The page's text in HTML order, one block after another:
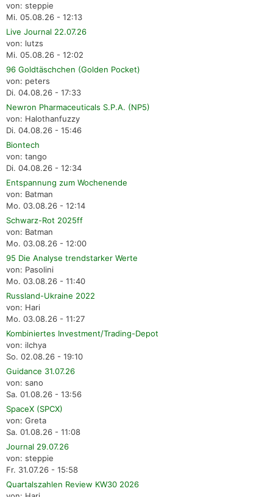
von: steppie
Mi. 05.08.26 - 12:13
Live Journal 22.07.26
von: lutzs
Mi. 05.08.26 - 12:02
96 Goldtäschchen (Golden Pocket)
von: peters
Di. 04.08.26 - 17:33
Newron Pharmaceuticals S.P.A. (NP5)
von: Halothanfuzzy
Di. 04.08.26 - 15:46
Biontech
von: tango
Di. 04.08.26 - 12:34
Entspannung zum Wochenende
von: Batman
Mo. 03.08.26 - 12:14
Schwarz-Rot 2025ff
von: Batman
Mo. 03.08.26 - 12:00
95 Die Analyse trendstarker Werte
von: Pasolini
Mo. 03.08.26 - 11:40
Russland-Ukraine 2022
von: Hari
Mo. 03.08.26 - 11:27
Kombiniertes Investment/Trading-Depot
von: ilchya
So. 02.08.26 - 19:10
Guidance 31.07.26
von: sano
Sa. 01.08.26 - 13:56
SpaceX (SPCX)
von: Greta
Sa. 01.08.26 - 11:08
Journal 29.07.26
von: steppie
Fr. 31.07.26 - 15:58
Quartalszahlen Review KW30 2026